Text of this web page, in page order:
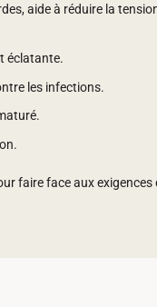
aide à réduire la
éclatante.
les infections.
faire face aux exigences